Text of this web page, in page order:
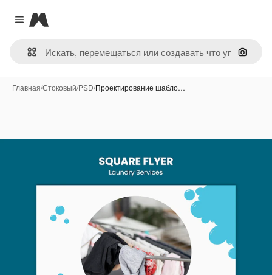
Close menu
Magnific
Поиск
Главная/Стоковый/PSD/Проектирование шабло…